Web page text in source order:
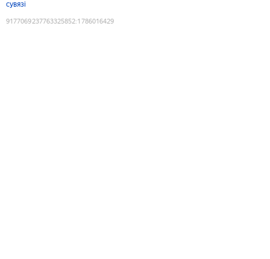
сувязі
9177069237763325852:1786016429